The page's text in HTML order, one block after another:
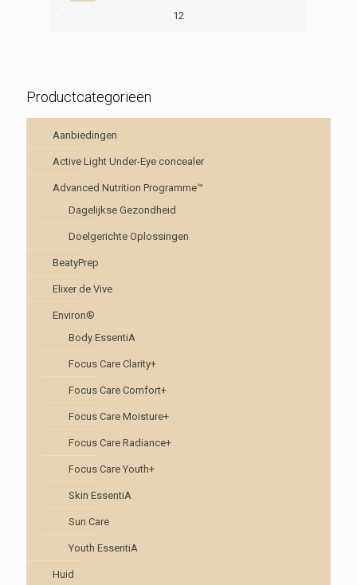
12
Productcategorieën
Aanbiedingen
Active Light Under-Eye concealer
Advanced Nutrition Programme™
Dagelijkse Gezondheid
Doelgerichte Oplossingen
BeatyPrep
Elixer de Vive
Environ®
Body EssentiA
Focus Care Clarity+
Focus Care Comfort+
Focus Care Moisture+
Focus Care Radiance+
Focus Care Youth+
Skin EssentiA
Sun Care
Youth EssentiA
Huid